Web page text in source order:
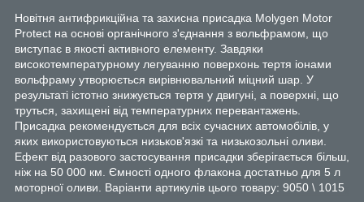
Новітня антифрикційна та захисна присадка Molygen Motor
Protect на основі органічного з'єднання з вольфрамом, що
виступає в якості активного елементу. Завдяки
високотемпературному легуванню поверхонь тертя іонами
вольфраму утворюється вирівнювальний міцний шар. У
результаті істотно знижується тертя у двигуні, а поверхні, що
труться, захищені від температурних перевантажень.
Присадка рекомендується для всіх сучасних автомобілів, у
яких використовуються низьков'язкі та низькозольні оливи.
Ефект від разового застосування присадки зберігається більш,
ніж на 50 000 км. Ємності одного флакона достатньо для 5 л
моторної оливи. Варіанти артикулів цього товару: 9050 \ 1015